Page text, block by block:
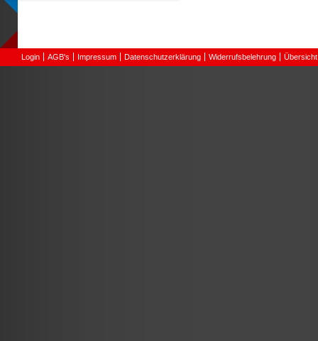
Login AGB's Impressum Datenschutzerklärung Widerrufsbelehrung